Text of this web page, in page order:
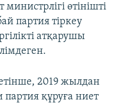
министрлігі өтінішті
партия тіркеу
атқарушы
2019 жылдан
партия құруға ниет